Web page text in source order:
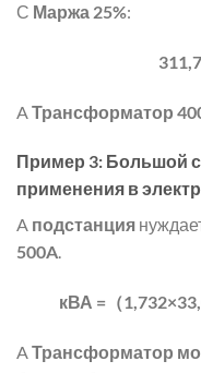
С Маржа 25%:
A Трансформатор
Пример 3: Большой
применения в
A подстанция
500A.
кВА =（
AТрансформатор